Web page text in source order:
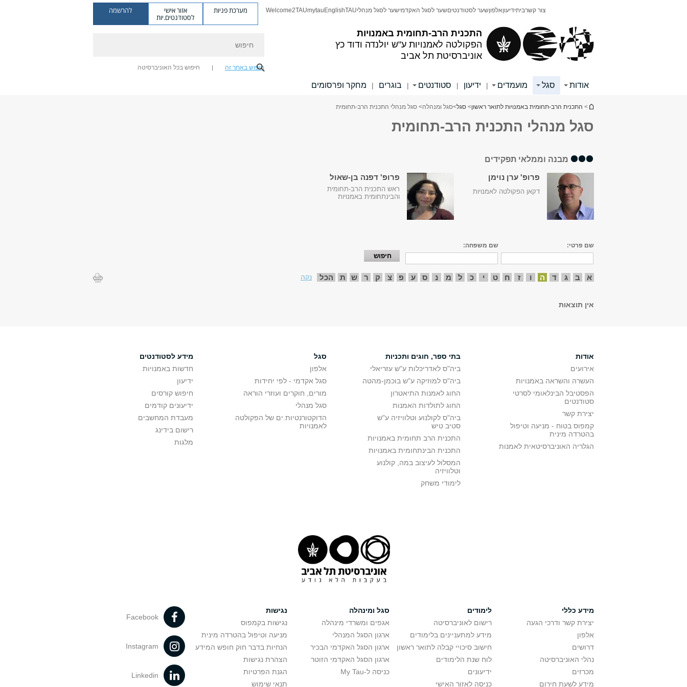
התכנית הרב-תחומית באמנויות
הפקולטה לאמנויות ע"ש יולנדה ודוד כץ
אוניברסיטת תל אביב
צור קשרביתידיעוןאלפוןשער לסטודנטיםשער לסגל האקדמישער לסגל מנהליTAU
English
mytau
Welcome2TAU מערכת פניות אזור אישי
לסטודנטים.יות
להרשמה
חיפוש באתר זה חיפוש בכל האוניברסיטה
אודות סגל מועמדים | ידיעון | סטודנטים | בוגרים | מחקר ופרסומים
הינך נמצא כאן
> התכנית הרב-תחומית באמנויות לתואר ראשון> סגל>סגל ומנהלה> סגל מנהלי התכנית הרב-תחומית
סגל מנהלי התכנית הרב-תחומית
מבנה וממלאי תפקידים
פרופ' ערן נוימן
דקאן הפקולטה לאמנויות
פרופ' דפנה בן-שאול
ראש התכנית הרב-תחומית
והבינתחומית באמנויות
שם פרטי: שם משפחה:
א ב ג ד ה ו ז ח ט י כ ל מ נ ס ע פ צ ק ר ש ת הכל נקה
אין תוצאות
אודות
אירועים
העשרה והשראה באמנויות
הפסטיבל הבינלאומי לסרטי
סטודנטים
יצירת קשר
קמפוס בטוח - מניעה וטיפול
בהטרדה מינית
הגלריה האוניברסיטאית לאמנות
בתי ספר, חוגים ותכניות
ביה"ס לאדריכלות ע"ש עזריאלי
ביה"ס למוזיקה ע"ש בוכמן-מהטה
החוג לאמנות התיאטרון
החוג לתולדות האמנות
ביה"ס לקולנוע וטלוויזיה ע"ש
סטיב טיש
התכנית הרב תחומית באמנויות
התכנית הבינתחומית באמנויות
המסלול לעיצוב במה, קולנוע
וטלוויזיה
לימודי משחק
סגל
אלפון
סגל אקדמי - לפי יחידות
מורים, חוקרים ועוזרי הוראה
סגל מנהלי
הדוקטורנטיות.ים של הפקולטה
לאמנויות
מידע לסטודנטים
חדשות באמנויות
ידיעון
חיפוש קורסים
ידיעונים קודמים
מעבדת המחשבים
רישום בידינג
מלגות
מידע כללי
יצירת קשר ודרכי הגעה
אלפון
דרושים
נהלי האוניברסיטה
מכרזים
מידע לשעת חירום
לימודים
רישום לאוניברסיטה
מידע למתעניינים בלימודים
חישוב סיכויי קבלה לתואר ראשון
לוח שנת הלימודים
ידיעונים
כניסה לאזור האישי
סגל ומינהלה
אגפים ומשרדי מינהלה
ארגון הסגל המנהלי
ארגון הסגל האקדמי הבכיר
ארגון הסגל האקדמי הזוטר
כניסה ל-My Tau
נגישות
נגישות בקמפוס
מניעה וטיפול בהטרדה מינית
הנחיות בדבר חוק חופש המידע
הצהרת נגישות
הגנת הפרטיות
תנאי שימוש
Facebook
Instagram
Linkedin